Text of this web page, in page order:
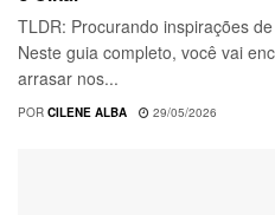
TLDR: Procurando inspirações
Neste guia completo, você vai
arrasar nos...
POR CILENE ALBA 29/05/2026